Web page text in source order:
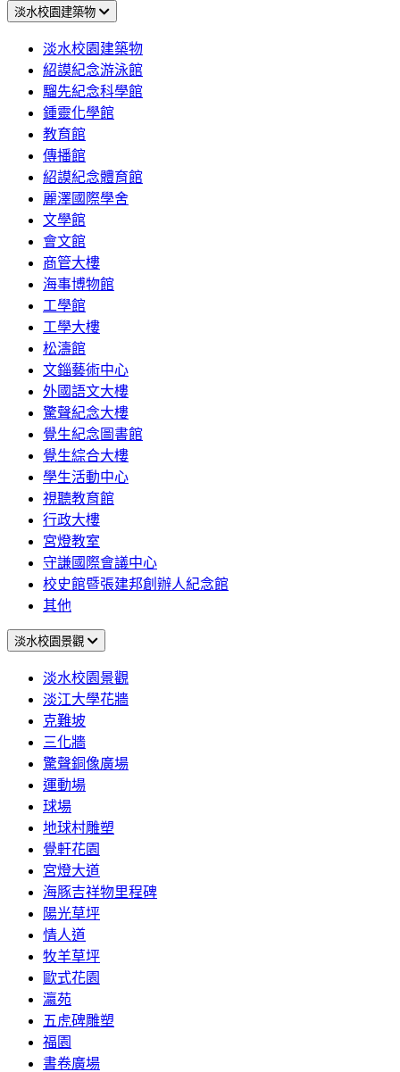
淡水校園建築物
淡水校園建築物
紹謨紀念游泳館
騮先紀念科學館
鍾靈化學館
教育館
傳播館
紹謨紀念體育館
麗澤國際學舍
文學館
會文館
商管大樓
海事博物館
工學館
工學大樓
松濤館
文錙藝術中心
外國語文大樓
驚聲紀念大樓
覺生紀念圖書館
覺生綜合大樓
學生活動中心
視聽教育館
行政大樓
宮燈教室
守謙國際會議中心
校史館暨張建邦創辦人紀念館
其他
淡水校園景觀
淡水校園景觀
淡江大學花牆
克難坡
三化牆
驚聲銅像廣場
運動場
球場
地球村雕塑
覺軒花園
宮燈大道
海豚吉祥物里程碑
陽光草坪
情人道
牧羊草坪
歐式花園
瀛苑
五虎碑雕塑
福園
書卷廣場